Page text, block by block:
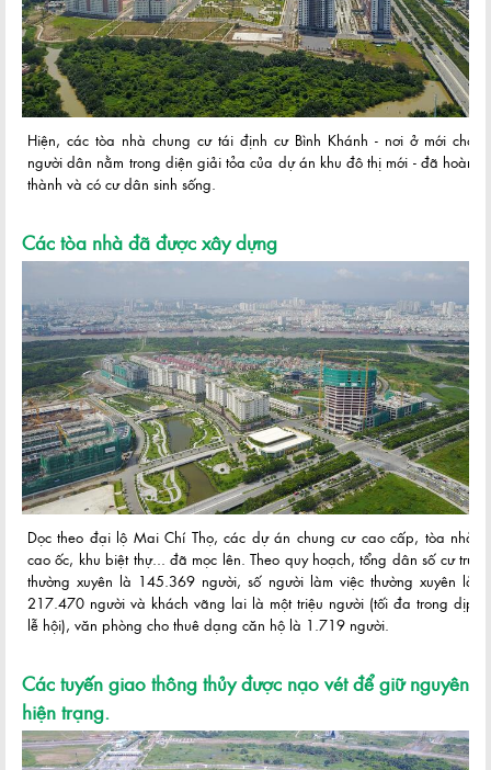
Hiện, các tòa nhà chung cư tái định cư Bình Khánh - nơi ở mới cho
người dân nằm trong diện giải tỏa của dự án khu đô thị mới - đã hoàn
thành và có cư dân sinh sống.
Các tòa nhà đã được xây dựng
Dọc theo đại lộ Mai Chí Thọ, các dự án chung cư cao cấp, tòa nhà
cao ốc, khu biệt thự... đã mọc lên. Theo quy hoạch, tổng dân số cư trú
thường xuyên là 145.369 người, số người làm việc thường xuyên là
217.470 người và khách vãng lai là một triệu người (tối đa trong dịp
lễ hội), văn phòng cho thuê dạng căn hộ là 1.719 người.
Các tuyến giao thông thủy được nạo vét để giữ nguyên
hiện trạng.